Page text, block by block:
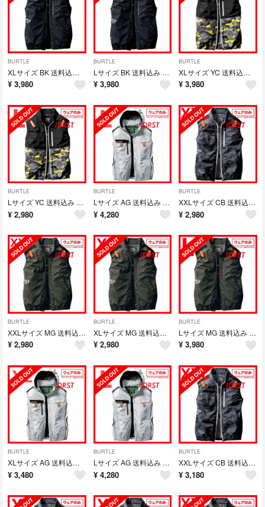
BURTLE
XLサイズ BK 送料込み BURTLE AIR CRAFT ベスト 単体
¥ 3,980
BURTLE
Lサイズ BK 送料込み BURTLE AIR CRAFT ベスト 単体
¥ 3,980
BURTLE
XLサイズ YC 送料込み BURTLE AIR CRAFT
¥ 3,980
BURTLE
Lサイズ YC 送料込み BURTLE AIR CRAFT
¥ 2,980
BURTLE
Lサイズ AG 送料込み BURTLE AIR CRAFT フーディベスト
¥ 4,280
BURTLE
XXLサイズ CB 送料込み BURTLE AIR CRAFT
¥ 2,980
BURTLE
XXLサイズ MG 送料込み BURTLE AIR CRAFT ベスト 単体
¥ 2,980
BURTLE
XLサイズ MG 送料込み BURTLE AIR CRAFT ベスト 単体
¥ 2,980
BURTLE
Lサイズ MG 送料込み BURTLE AIR CRAFT ベスト 単体
¥ 3,980
BURTLE
XLサイズ AG 送料込み BURTLE AIR CRAFT フーディベスト
¥ 3,480
BURTLE
Lサイズ AG 送料込み BURTLE AIR CRAFT フーディベスト
¥ 4,280
BURTLE
XXLサイズ CB 送料込み BURTLE AIR CRAFT
¥ 3,180